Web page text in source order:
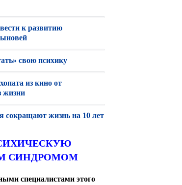
к развитию
свою психику
из кино от
жизни
сокращают жизнь на 10 лет
СИНДРОМОМ
специалистами этого